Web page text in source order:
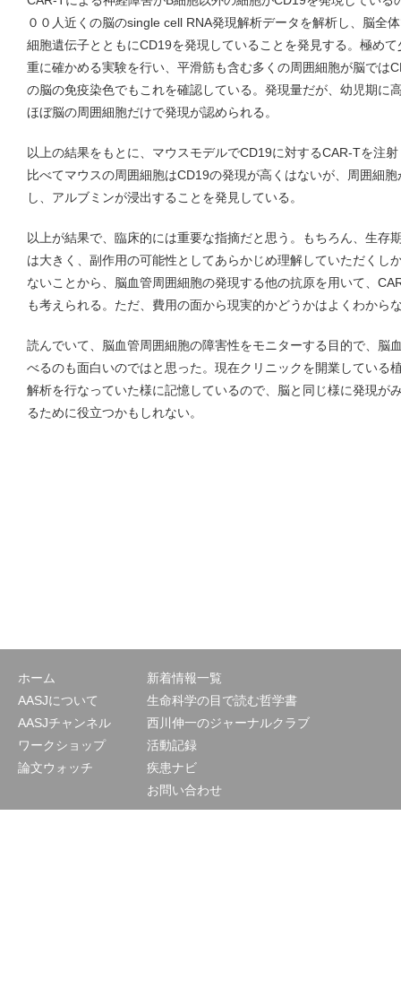
００人近くの脳のsingle cell RNA発現解析データを解析し、脳全
細胞遺伝子とともにCD19を発現していることを発見する。極め
重に確かめる実験を行い、平滑筋も含む多くの周囲細胞が脳では
の脳の免疫染色でもこれを確認している。発現量だが、幼児期に
ほぼ脳の周囲細胞だけで発現が認められる。
以上の結果をもとに、マウスモデルでCD19に対するCAR-Tを注
比べてマウスの周囲細胞はCD19の発現が高くはないが、周囲細
し、アルブミンが浸出することを発見している。
以上が結果で、臨床的には重要な指摘だと思う。もちろん、生存
は大きく、副作用の可能性としてあらかじめ理解していただくし
ないことから、脳血管周囲細胞の発現する他の抗原を用いて、
も考えられる。ただ、費用の面から現実的かどうかはよくわから
読んでいて、脳血管周囲細胞の障害性をモニターする目的で、脳
べるのも面白いのではと思った。現在クリニックを開業している
解析を行なっていた様に記憶しているので、脳と同じ様に発現が
るために役立つかもしれない。
ホーム
AASJについて
AASJチャンネル
ワークショップ
論文ウォッチ
新着情報一覧
生命科学の目で読む哲学書
西川伸一のジャーナルクラブ
活動記録
疾患ナビ
お問い合わせ